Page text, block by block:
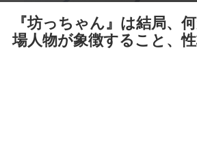
『坊っちゃん』は結局、
場人物が象徴すること、